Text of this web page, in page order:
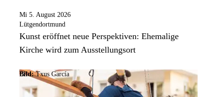
Mi 5. August 2026
Lütgendortmund
Kunst eröffnet neue Perspektiven: Ehemalige
Kirche wird zum Ausstellungsort
Bild: Txus García